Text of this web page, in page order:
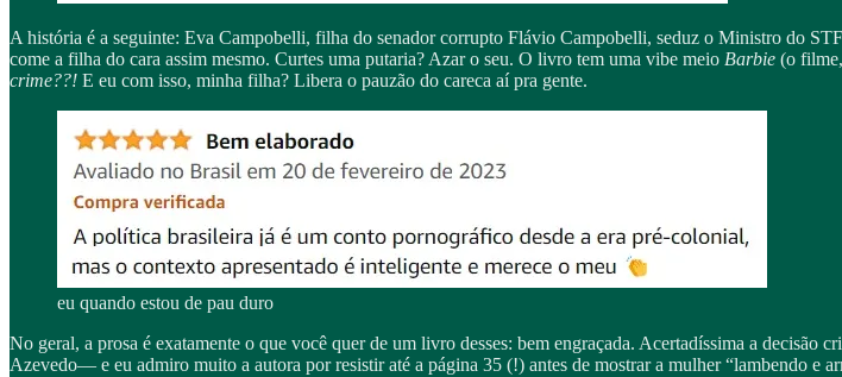
A história é a seguinte: Eva Campobelli, filha do senador corrupto Flávio Campobelli, seduz o Ministro do
come a filha do cara assim mesmo. Curtes uma putaria? Azar o seu. O livro tem uma vibe meio Barbie (o
crime??! E eu com isso, minha filha? Libera o pauzão do careca aí pra gente.
eu quando estou de pau duro
No geral, a prosa é exatamente o que você quer de um livro desses: bem engraçada. Acertadíssima a
Azevedo— e eu admiro muito a autora por resistir até a página 35 (!) antes de mostrar a mulher “lambendo e